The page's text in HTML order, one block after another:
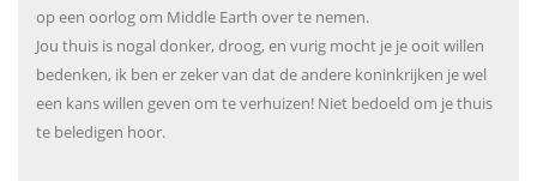
op een oorlog om Middle Earth over te nemen.
Jou thuis is nogal donker, droog, en vurig mocht je je ooit willen
bedenken, ik ben er zeker van dat de andere koninkrijken je wel
een kans willen geven om te verhuizen! Niet bedoeld om je thuis
te beledigen hoor.